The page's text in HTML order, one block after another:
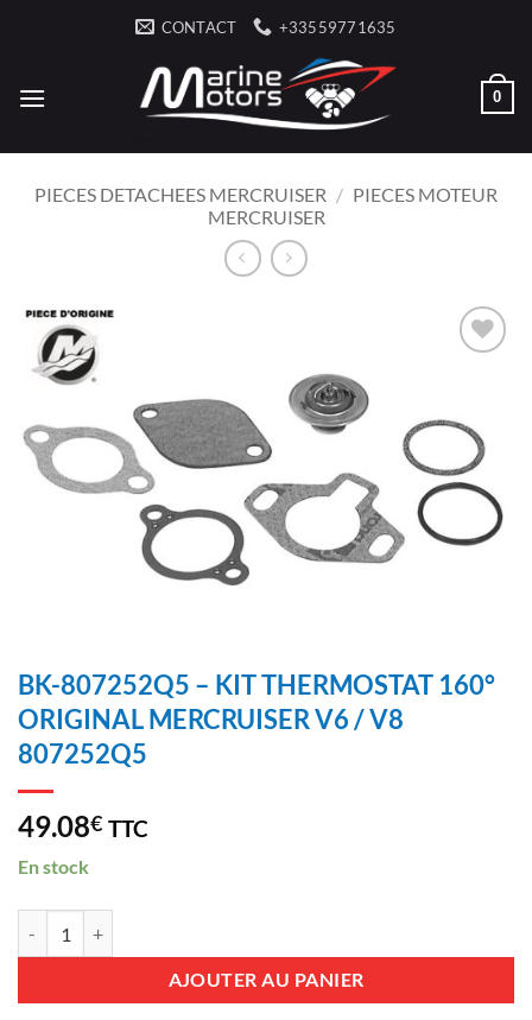
CONTACT +33559771635
0
PIECES DETACHEES MERCRUISER / PIECES MOTEUR
MERCRUISER
LISTE
D’ENVIES
BK-807252Q5 – KIT THERMOSTAT 160°
ORIGINAL MERCRUISER V6 / V8
807252Q5
49.08€ TTC
En stock
AJOUTER AU PANIER